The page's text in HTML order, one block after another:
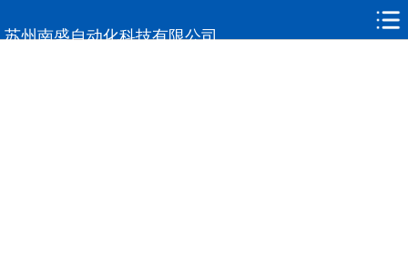
苏州南盛自动化科技有限公司
网站首页